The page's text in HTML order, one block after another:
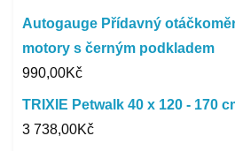
Autogauge Přídavný
motory s černým podkladem
990,00Kč
TRIXIE Petwalk 40 x 120 - 170
3 738,00Kč